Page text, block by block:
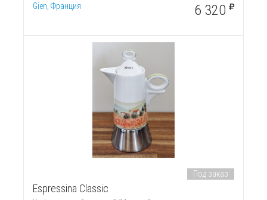
Gien, Франция
6 320
Espressina Classic
Под заказ